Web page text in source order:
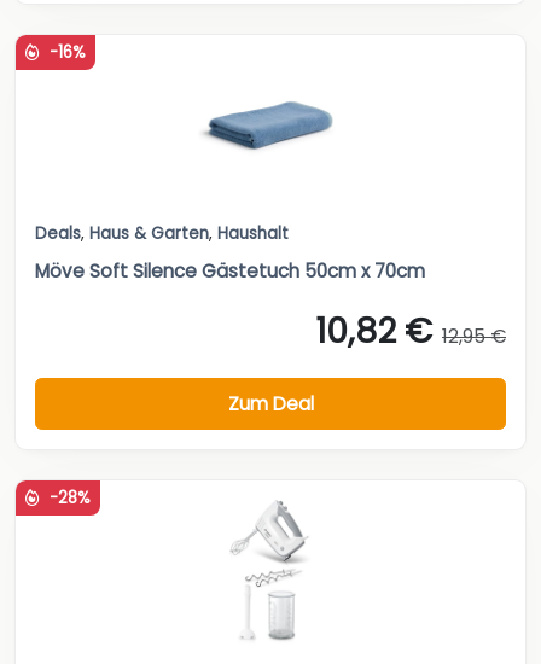
-16%
Deals, Haus & Garten, Haushalt
Möve Soft Silence Gästetuch 50cm x 70cm
10,82 € 12,95 €
Zum Deal
-28%